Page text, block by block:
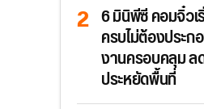
6 มินิพีซี คอมจิ๋ว
ครบไม่ต้องประก
งานครอบคลุม ล
ประหยัดพื้นที่